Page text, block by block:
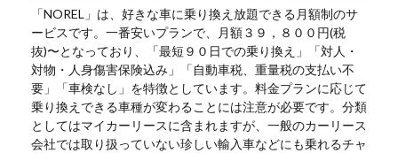
「NOREL」は、好きな車に乗り換え放題できる月額制のサ
ービスです。一番安いプランで、月額３９，８００円(税
抜)〜となっており、「最短９０日での乗り換え」「対人・
対物・人身傷害保険込み」「自動車税、重量税の支払い不
要」「車検なし」を特徴としています。料金プランに応じて
乗り換えできる車種が変わることには注意が必要です。分類
としてはマイカーリースに含まれますが、一般のカーリース
会社では取り扱っていない珍しい輸入車などにも乗れるチャ